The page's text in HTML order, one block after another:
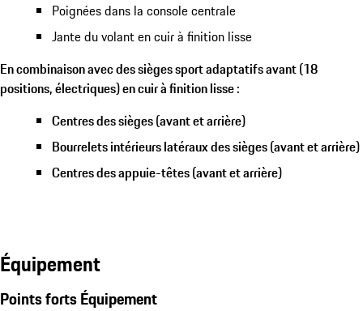
Poignées dans la console centrale
Jante du volant en cuir à finition lisse
En combinaison avec des sièges sport adaptatifs avant (18
positions, électriques) en cuir à finition lisse :
Centres des sièges (avant et arrière)
Bourrelets intérieurs latéraux des sièges (avant et arrière)
Centres des appuie-têtes (avant et arrière)
Équipement
Points forts Équipement